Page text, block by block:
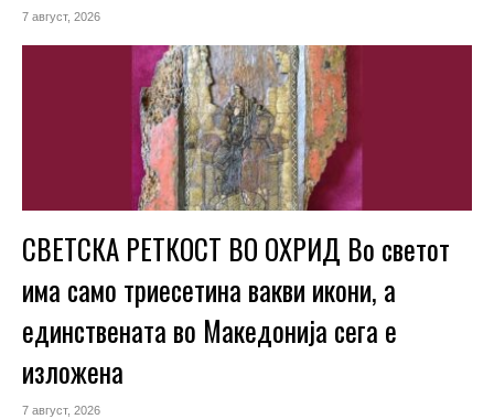
7 август, 2026
СВЕТСКА РЕТКОСТ ВО ОХРИД Во светот
има само триесетина вакви икони, а
единствената во Македонија сега е
изложена
7 август, 2026